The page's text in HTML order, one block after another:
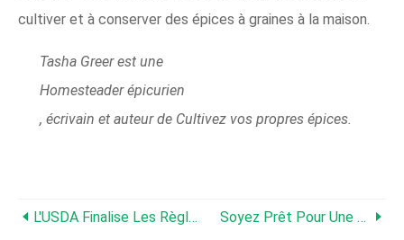
cultiver et à conserver des épices à graines à la maison.
Tasha Greer est une
Homesteader épicurien
, écrivain et auteur de Cultivez vos propres épices.
L'USDA Finalise Les Règlements Sur La Production De Chanvre Soyez Prêt Pour Une Éventuelle Pénurie De Semences